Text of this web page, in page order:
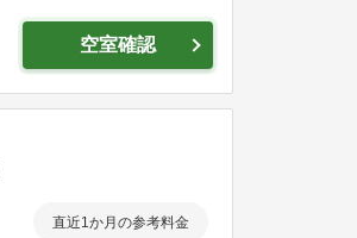
空室確認
直近1か月の参考料金